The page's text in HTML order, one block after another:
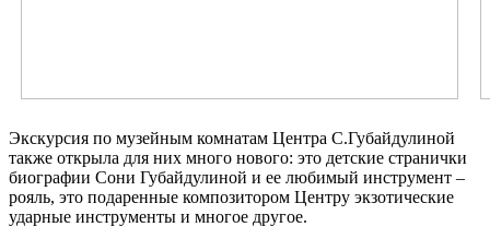
Экскурсия по музейным комнатам Центра С.Губайдулиной
также открыла для них много нового: это детские странички
биографии Сони Губайдулиной и ее любимый инструмент –
рояль, это подаренные композитором Центру экзотические
ударные инструменты и многое другое.